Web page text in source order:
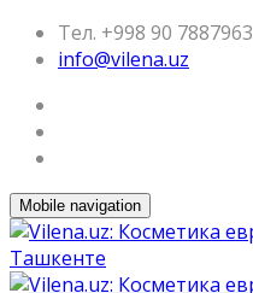
Тел. +998 90 7887963
info@vilena.uz
Mobile navigation